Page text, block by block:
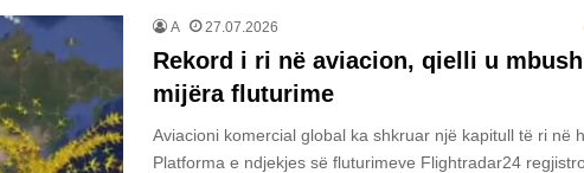
A 27.07.2026
Rekord i ri në aviacion, qielli u
mijëra fluturime
Aviacioni komercial global ka shkruar një kapitull të ri në
Platforma e ndjekjes së fluturimeve Flightradar24